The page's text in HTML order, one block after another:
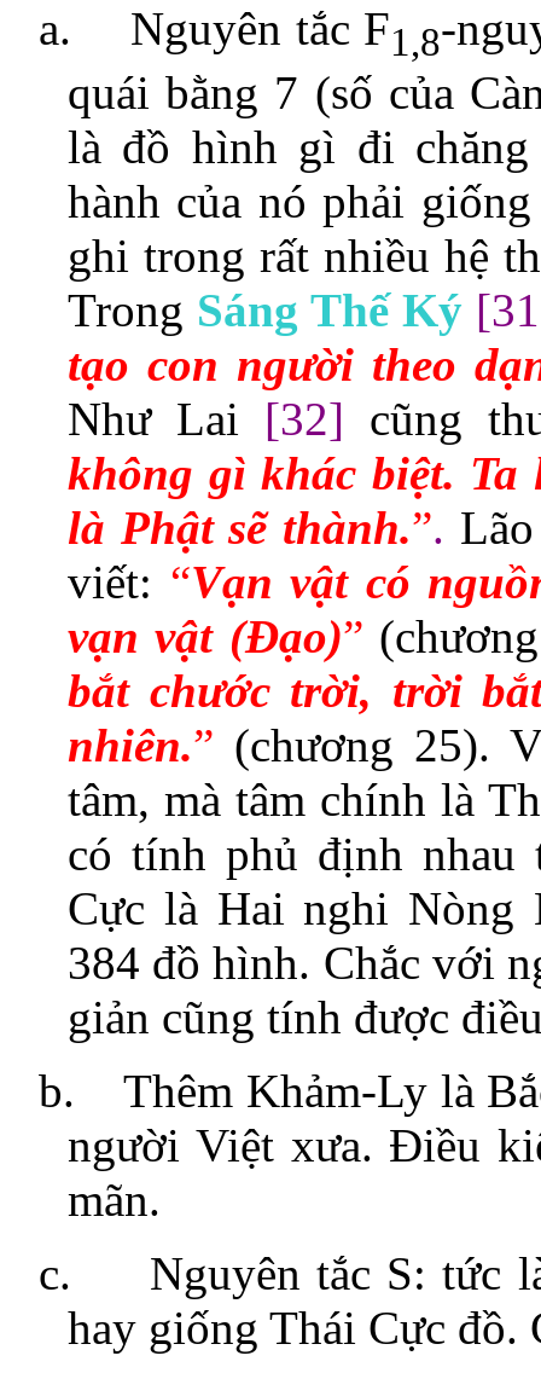
a.
Nguyên tắc F1,8-
quái bằng 7 (số của
là đồ hình gì đi chăng
hành của nó phải
ghi trong rất nhiều hệ
Trong Sáng Thế Ký
tạo con người theo
Như Lai [32] cũng
không gì khác biệt.
là Phật sẽ thành.”.
viết: “Vạn vật có
vạn vật (Đạo)”
bắt chước trời, trời
nhiên.” (chương 25).
tâm, mà tâm chính là
có tính phủ định nhau
Cực là Hai nghi Nòng
384 đồ hình. Chắc với
giản cũng tính được
b.
Thêm Khảm-Ly là
người Việt xưa. Điều
mãn.
c.
Nguyên tắc S: tức
hay giống Thái Cực đồ.